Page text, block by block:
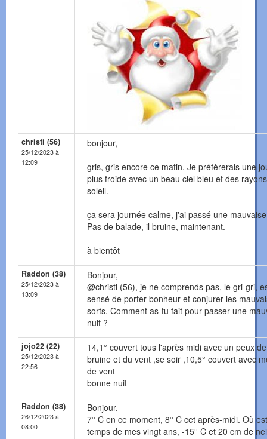
christi (56)
25/12/2023 à
12:09
bonjour,
gris, gris encore ce matin. Je préfèrerais une
plus froide avec un beau ciel bleu et des
soleil.
ça sera journée calme, j'ai passé une
Pas de balade, il bruine, maintenant.
à bientôt
Raddon (38)
25/12/2023 à
13:09
Bonjour,
@christi (56), je ne comprends pas, le gri-gri,
sensé de porter bonheur et conjurer les
sorts. Comment as-tu fait pour passer une
nuit ?
jojo22 (22)
25/12/2023 à
22:56
14,1° couvert tous l'après midi avec un peux de
bruine et du vent ,se soir ,10,5° couvert avec
de vent
bonne nuit
Raddon (38)
26/12/2023 à
08:00
Bonjour,
7° C en ce moment, 8° C cet après-midi. Où
temps de mes vingt ans, -15° C et 20 cm de